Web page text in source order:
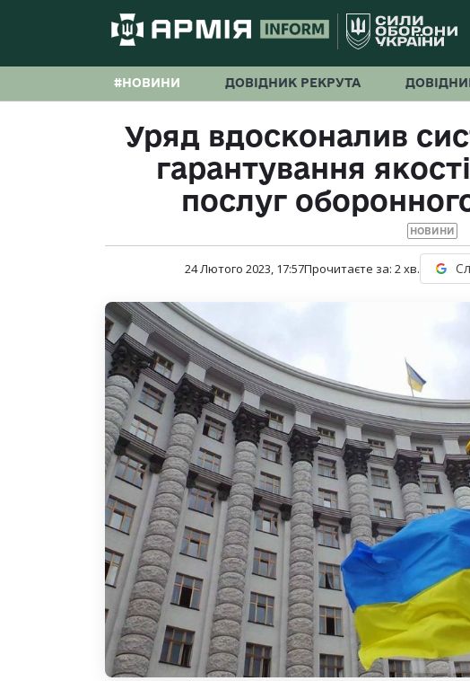
#НОВИНИ ДОВІДНИК РЕКРУТА
Уряд вдосконалив
гарантування
послуг
НОВИНИ
24 Лютого 2023, 17:57Прочитаєте за: 2хв.